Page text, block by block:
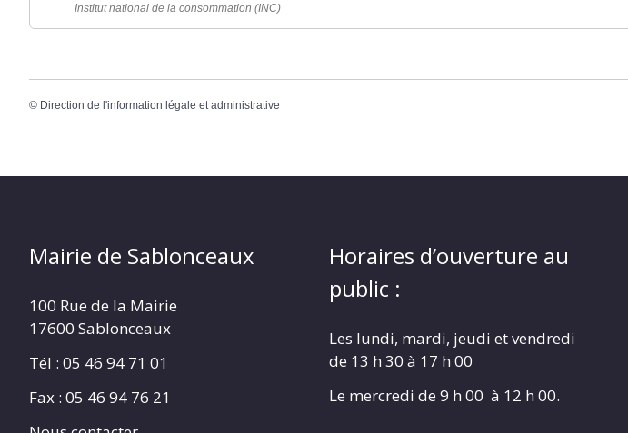
Institut national de la consommation (INC)
© Direction de l'information légale et administrative
Mairie de Sablonceaux
100 Rue de la Mairie
17600 Sablonceaux
Tél : 05 46 94 71 01
Fax : 05 46 94 76 21
Horaires d’ouverture au
public :
Les lundi, mardi, jeudi et vendredi
de 13 h 30 à 17 h 00
Le mercredi de 9 h 00 à 12 h 00.